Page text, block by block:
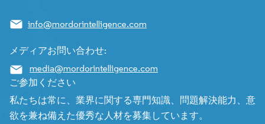
info@mordorintelligence.com
メディアお問い合わせ:
media@mordorintelligence.com
ご参加ください
私たちは常に、業界に関する専門知識、問題解決能力、意
欲を兼ね備えた優秀な人材を募集しています。